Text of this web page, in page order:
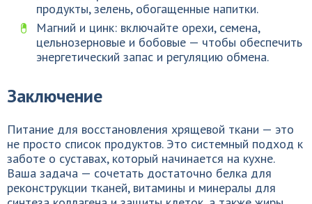
продукты, зелень, обогащенные напитки.
Магний и цинк: включайте орехи, семена,
цельнозерновые и бобовые — чтобы обеспечить
энергетический запас и регуляцию обмена.
Заключение
Питание для восстановления хрящевой ткани — это
не просто список продуктов. Это системный подход к
заботе о суставах, который начинается на кухне.
Ваша задача — сочетать достаточно белка для
реконструкции тканей, витамины и минералы для